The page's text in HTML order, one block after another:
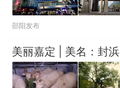
邵阳发布
美丽嘉定 | 美名：封浜